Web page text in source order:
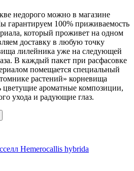
недорого можно в магазине
гарантируем 100% приживаемость
который проживет на одном
доставку в любую точку
лилейника уже на следующей
В каждый пакет при расфасовке
помещается специальный
растений» корневища
цветущие ароматные композиции,
ухода и радующие глаз.
Нemerocallis hybridа